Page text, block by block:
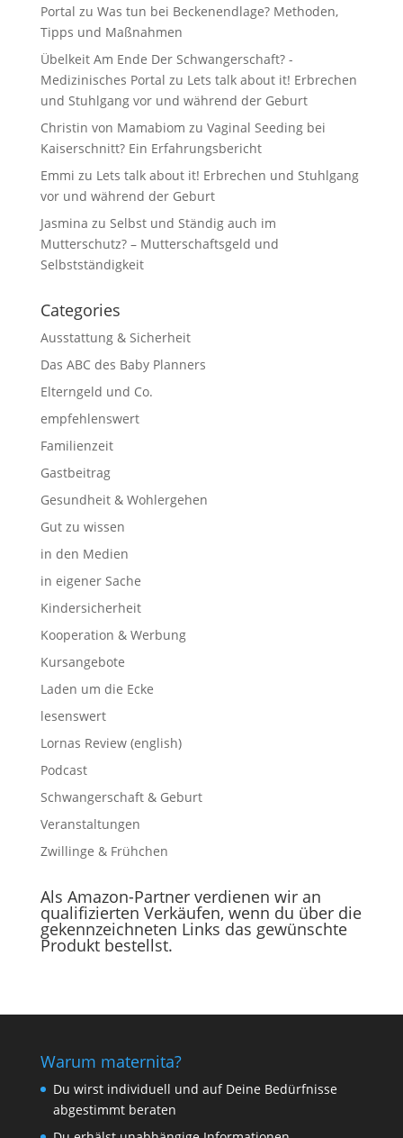
Portal zu Was tun bei Beckenendlage? Methoden,
Tipps und Maßnahmen
Übelkeit Am Ende Der Schwangerschaft? -
Medizinisches Portal zu Lets talk about it! Erbrechen
und Stuhlgang vor und während der Geburt
Christin von Mamabiom zu Vaginal Seeding bei
Kaiserschnitt? Ein Erfahrungsbericht
Emmi zu Lets talk about it! Erbrechen und Stuhlgang
vor und während der Geburt
Jasmina zu Selbst und Ständig auch im
Mutterschutz? – Mutterschaftsgeld und
Selbstständigkeit
Categories
Ausstattung & Sicherheit
Das ABC des Baby Planners
Elterngeld und Co.
empfehlenswert
Familienzeit
Gastbeitrag
Gesundheit & Wohlergehen
Gut zu wissen
in den Medien
in eigener Sache
Kindersicherheit
Kooperation & Werbung
Kursangebote
Laden um die Ecke
lesenswert
Lornas Review (english)
Podcast
Schwangerschaft & Geburt
Veranstaltungen
Zwillinge & Frühchen
Als Amazon-Partner verdienen wir an
qualifizierten Verkäufen, wenn du über die
gekennzeichneten Links das gewünschte
Produkt bestellst.
Warum maternita?
Du wirst individuell und auf Deine Bedürfnisse
abgestimmt beraten